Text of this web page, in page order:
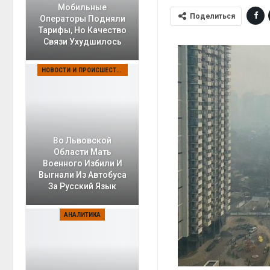
Поделиться
Мобильные
Операторы Подняли
Тарифы, Но Качество
Связи Ухудшилось
НОВОСТИ И ПРОИСШЕСТВИЯ
Во Львовской
Области Мать
Военного Избили И
Выгнали Из Автобуса
За Русский Язык
АНАЛИТИКА